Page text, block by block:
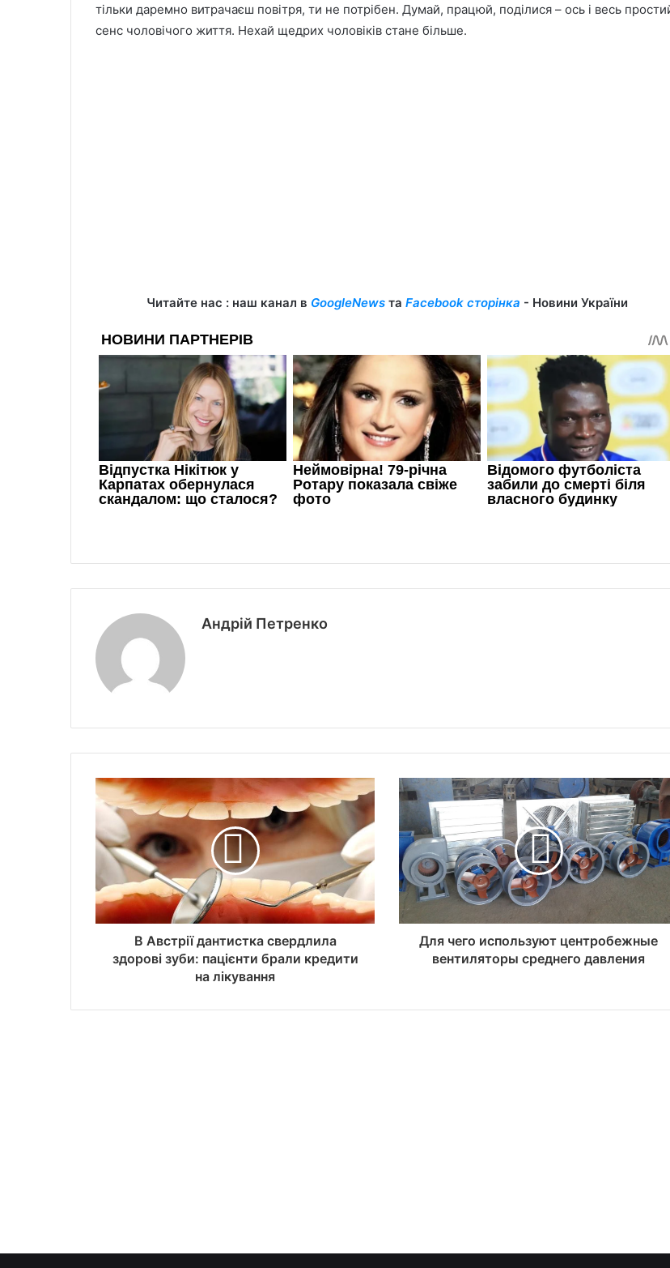
тільки даремно витрачаєш повітря, ти не потрібен. Думай, працюй, поділися – ось і весь
сенс чоловічого життя. Нехай щедрих чоловіків стане більше.
Читайте нас : наш канал в GoogleNewsта Facebook сторінка - Новини України
Андрій Петренко
В Австрії дантистка свердлила
здорові зуби: пацієнти брали кредити
на лікування
Для чего используют центробежные
вентиляторы среднего давления